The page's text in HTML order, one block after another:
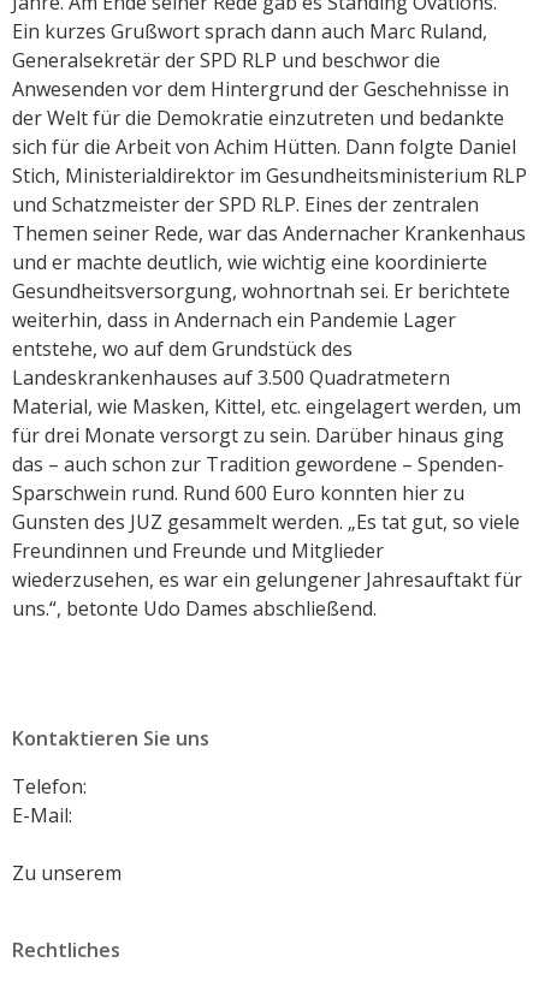
Ein kurzes Grußwort sprach dann auch Marc Ruland,
Generalsekretär der SPD RLP und beschwor die
Anwesenden vor dem Hintergrund der Geschehnisse in
der Welt für die Demokratie einzutreten und bedankte
sich für die Arbeit von Achim Hütten. Dann folgte Daniel
Stich, Ministerialdirektor im Gesundheitsministerium RLP
und Schatzmeister der SPD RLP. Eines der zentralen
Themen seiner Rede, war das Andernacher Krankenhaus
und er machte deutlich, wie wichtig eine koordinierte
Gesundheitsversorgung, wohnortnah sei. Er berichtete
weiterhin, dass in Andernach ein Pandemie Lager
entstehe, wo auf dem Grundstück des
Landeskrankenhauses auf 3.500 Quadratmetern
Material, wie Masken, Kittel, etc. eingelagert werden, um
für drei Monate versorgt zu sein. Darüber hinaus ging
das – auch schon zur Tradition gewordene – Spenden-
Sparschwein rund. Rund 600 Euro konnten hier zu
Gunsten des JUZ gesammelt werden. „Es tat gut, so viele
Freundinnen und Freunde und Mitglieder
wiederzusehen, es war ein gelungener Jahresauftakt für
uns.“, betonte Udo Dames abschließend.
Kontaktieren Sie uns
Telefon:
E-Mail:
Zu unserem
Rechtliches